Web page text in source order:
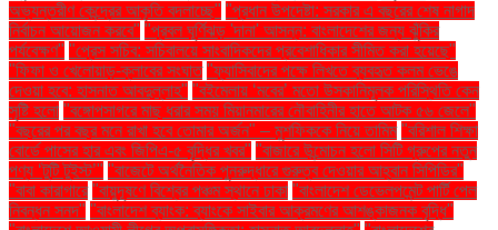
অভ্যন্তরীণ কেন্দ্রের আকৃতি বদলাচ্ছে" "প্রধান উপদেষ্টা: সরকার এ বছরের শেষ নাগাদ
নির্বাচন আয়োজন করবে" "প্রবল ঘূর্ণিঝড় 'দানা' আসন্ন: বাংলাদেশের জন্য ঝুঁকির
পর্যবেক্ষণ" "প্রেস সচিব: সচিবালয়ে সাংবাদিকদের প্রবেশাধিকার সীমিত করা হয়েছে"
"ফিফা ও খেলোয়াড়-ক্লাবের সংঘাত "ফ্যাসিবাদের পক্ষে লিখতে ব্যবহৃত কলম ভেঙে
দেওয়া হবে: হাসনাত আবদুল্লাহ" "বইমেলায় ‘মবের’ মতো উসকানিমূলক পরিস্থিতি কেন
সৃষ্টি হলো "বঙ্গোপসাগরে মাছ ধরার সময় মিয়ানমারের নৌবাহিনীর হাতে আটক ৫৬ জেলে"
"বছরের পর বছর মনে রাখা হবে তোমার অর্জন" – মুশফিককে নিয়ে তামিম "বরিশাল শিক্ষা
বোর্ডে পাসের হার এবং জিপিএ-৫ বৃদ্ধির খবর" "বাজারে উন্মোচন হলো সিটি গ্রুপের নতুন
পণ্য ‘টুটি টুইস্ট’" "বাজেটে অর্থনৈতিক পুনরুদ্ধারে গুরুত্ব দেওয়ার আহ্বান সিপিডির"
"বাবা কারাগারে "বায়ুদূষণে বিশ্বের পঞ্চম স্থানে ঢাকা "বাংলাদেশ ডেভেলপমেন্ট পার্টি পেল
নিবন্ধন সনদ" "বাংলাদেশ ব্যাংক: ব্যাংকে সাইবার আক্রমণের আশঙ্কাজনক বৃদ্ধি"